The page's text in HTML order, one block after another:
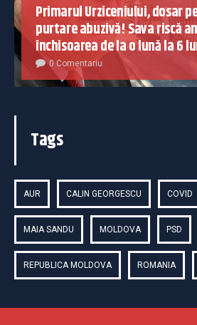
Primarul Urziceniului, dosar
purtare abuzivă! Sava riscă
închisoarea de la o lună la 6
0 Comentariu
Tags
AUR CALIN GEORGESCU COVID
MAIA SANDU MOLDOVA PSD
REPUBLICA MOLDOVA ROMANIA